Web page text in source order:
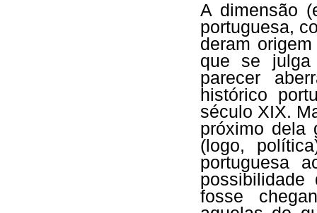
A dimensão
portuguesa,
deram
que se julga
parecer
histórico
século XIX.
próximo dela
(logo,
portuguesa
fosse